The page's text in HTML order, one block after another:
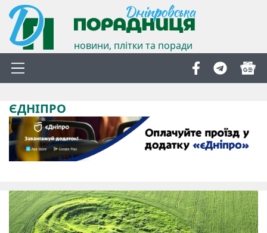
новини, плітки та поради
ЄДНІПРО